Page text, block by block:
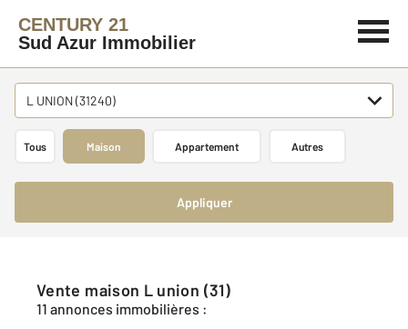
CENTURY 21
Sud Azur Immobilier
L UNION (31240)
Tous Maison Appartement Autres
Appliquer
Vente maison L union (31)
11 annonces immobilières :